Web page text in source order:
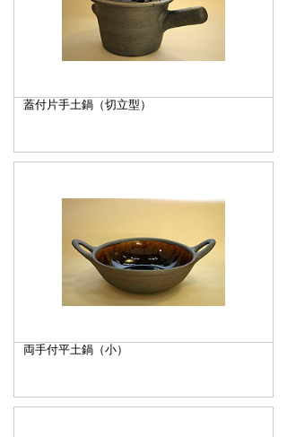
蓋付片手土鍋（切立型）
両手付平土鍋（小）